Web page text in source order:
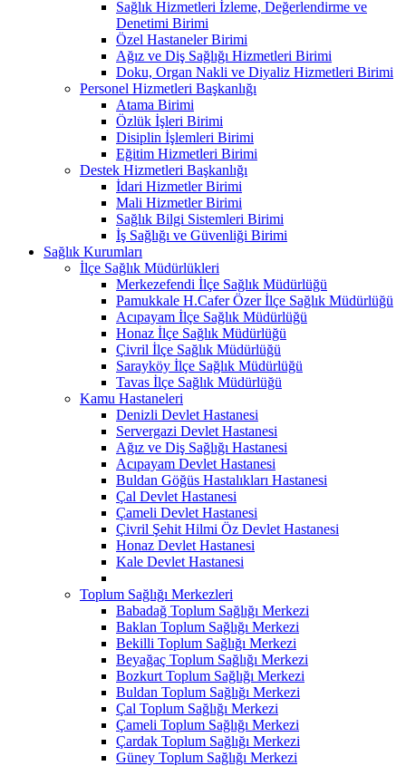
Sağlık Hizmetleri İzleme, Değerlendirme ve
Denetimi Birimi
Özel Hastaneler Birimi
Ağız ve Diş Sağlığı Hizmetleri Birimi
Doku, Organ Nakli ve Diyaliz Hizmetleri Birimi
Personel Hizmetleri Başkanlığı
Atama Birimi
Özlük İşleri Birimi
Disiplin İşlemleri Birimi
Eğitim Hizmetleri Birimi
Destek Hizmetleri Başkanlığı
İdari Hizmetler Birimi
Mali Hizmetler Birimi
Sağlık Bilgi Sistemleri Birimi
İş Sağlığı ve Güvenliği Birimi
Sağlık Kurumları
İlçe Sağlık Müdürlükleri
Merkezefendi İlçe Sağlık Müdürlüğü
Pamukkale H.Cafer Özer İlçe Sağlık Müdürlüğü
Acıpayam İlçe Sağlık Müdürlüğü
Honaz İlçe Sağlık Müdürlüğü
Çivril İlçe Sağlık Müdürlüğü
Sarayköy İlçe Sağlık Müdürlüğü
Tavas İlçe Sağlık Müdürlüğü
Kamu Hastaneleri
Denizli Devlet Hastanesi
Servergazi Devlet Hastanesi
Ağız ve Diş Sağlığı Hastanesi
Acıpayam Devlet Hastanesi
Buldan Göğüs Hastalıkları Hastanesi
Çal Devlet Hastanesi
Çameli Devlet Hastanesi
Çivril Şehit Hilmi Öz Devlet Hastanesi
Honaz Devlet Hastanesi
Kale Devlet Hastanesi
Toplum Sağlığı Merkezleri
Babadağ Toplum Sağlığı Merkezi
Baklan Toplum Sağlığı Merkezi
Bekilli Toplum Sağlığı Merkezi
Beyağaç Toplum Sağlığı Merkezi
Bozkurt Toplum Sağlığı Merkezi
Buldan Toplum Sağlığı Merkezi
Çal Toplum Sağlığı Merkezi
Çameli Toplum Sağlığı Merkezi
Çardak Toplum Sağlığı Merkezi
Güney Toplum Sağlığı Merkezi